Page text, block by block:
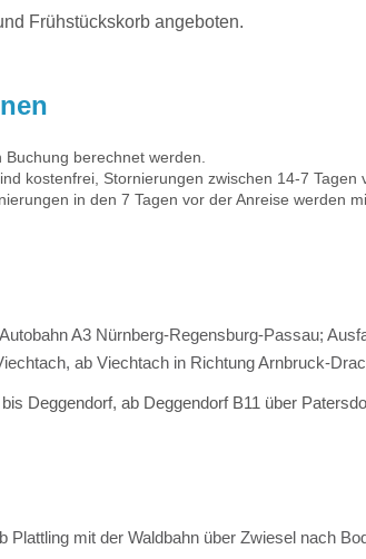
Frühstückskorb angeboten.
Buchung berechnet werden.
kostenfrei, Stornierungen zwischen 14-7 Tagen
in den 7 Tagen vor der Anreise werden
A3 Nürnberg-Regensburg-Passau;
ab Viechtach in Richtung Arnbruck-
bis Deggendorf, ab Deggendorf B11 über
Plattling mit der Waldbahn über Zwiesel nach